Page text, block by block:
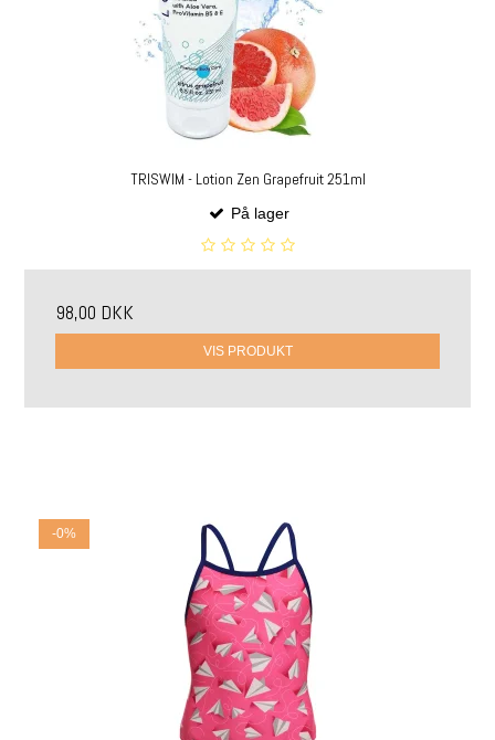
TRISWIM - Lotion Zen Grapefruit 251ml
På lager
98,00 DKK
VIS PRODUKT
-0%